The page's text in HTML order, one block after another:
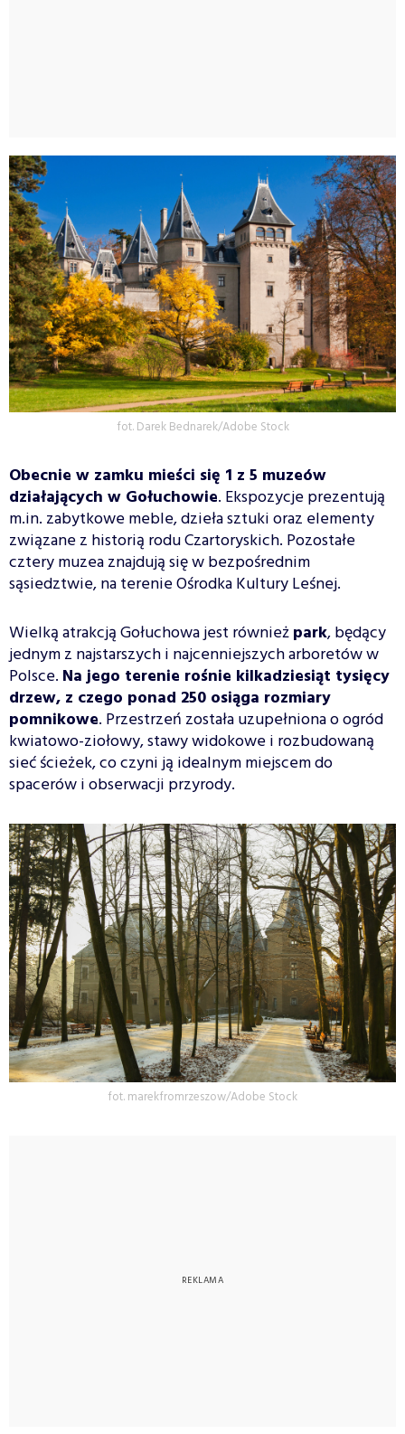
fot. Darek Bednarek/Adobe Stock
Obecnie w zamku mieści się 1 z 5 muzeów
działających w Gołuchowie. Ekspozycje prezentują
m.in. zabytkowe meble, dzieła sztuki oraz elementy
związane z historią rodu Czartoryskich. Pozostałe
cztery muzea znajdują się w bezpośrednim
sąsiedztwie, na terenie Ośrodka Kultury Leśnej.
Wielką atrakcją Gołuchowa jest równieżpark, będący
jednym z najstarszych i najcenniejszych arboretów w
Polsce. Na jego terenie rośnie kilkadziesiąt tysięcy
drzew, z czego ponad 250 osiąga rozmiary
pomnikowe. Przestrzeń została uzupełniona o ogród
kwiatowo-ziołowy, stawy widokowe i rozbudowaną
sieć ścieżek, co czyni ją idealnym miejscem do
spacerów i obserwacji przyrody.
fot. marekfromrzeszow/Adobe Stock